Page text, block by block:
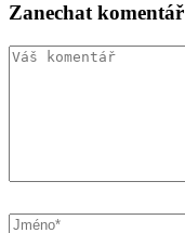
Zanechat komentář